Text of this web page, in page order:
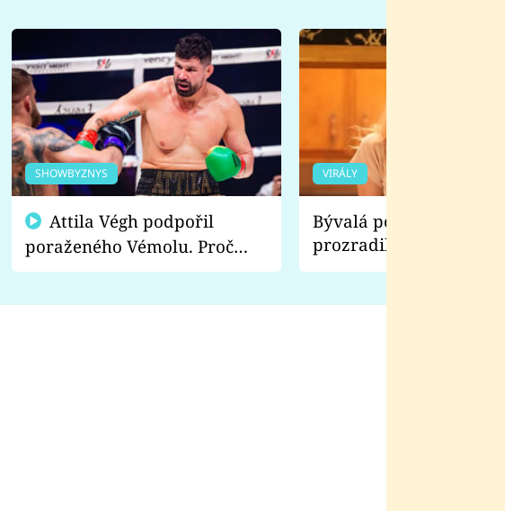
SHOWBYZNYS
poraženého Vémolu. Proč
chce raději zápasit s ním než
VIRÁLY
Bývalá pornoherečka
prozradila, co ji
natáčení Euforie.